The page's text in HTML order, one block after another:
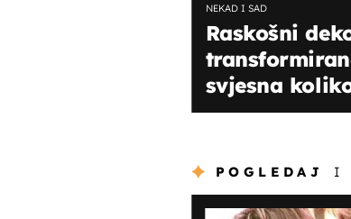
NEKAD I SAD
Raskošni
svjesna
POGLEDAJ I